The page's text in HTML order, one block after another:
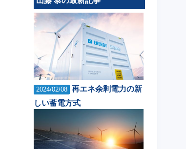
2024/02/08 再エネ余剰電力の新
しい蓄電方式